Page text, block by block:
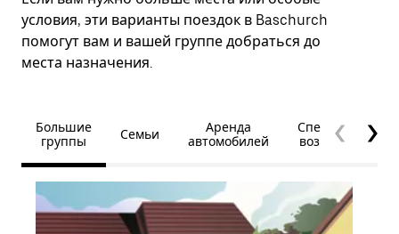
условия, эти варианты поездок в Baschurch
помогут вам и вашей группе добраться до
места назначения.
Большие
группы
Семьи
Аренда
автомобилей
Специальные
возможности